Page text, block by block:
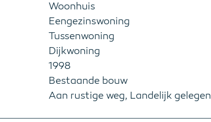
Woonhuis
Eengezinswoning
Tussenwoning
Dijkwoning
1998
Bestaande bouw
Aan rustige weg, Landelijk gelegen